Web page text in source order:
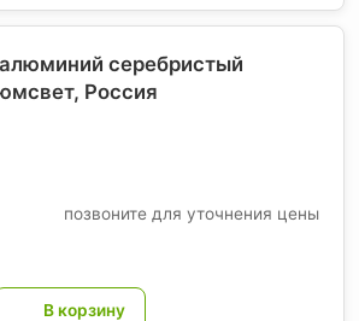
серебристый
, Россия
позвоните для уточнения цены